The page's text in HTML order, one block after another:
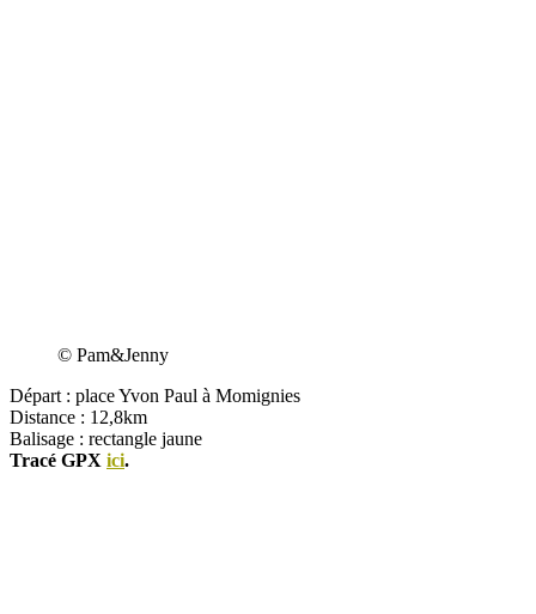
© Pam&Jenny
Départ : place Yvon Paul à Momignies
Distance : 12,8km
Balisage : rectangle jaune
Tracé GPX ici.